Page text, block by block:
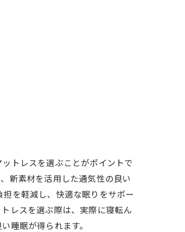
トレスを選ぶことがポイントで
新素材を活用した通気性の良い
を軽減し、快適な眠りをサポー
レスを選ぶ際は、実際に寝転ん
睡眠が得られます。